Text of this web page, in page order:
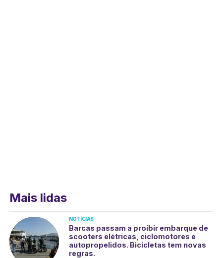
Mais lidas
NOTÍCIAS
Barcas passam a proibir embarque de
scooters elétricas, ciclomotores e
autopropelidos. Bicicletas tem novas
regras.